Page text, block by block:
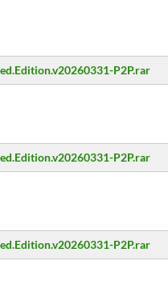
P2P.rar
P2P.rar
P2P.rar